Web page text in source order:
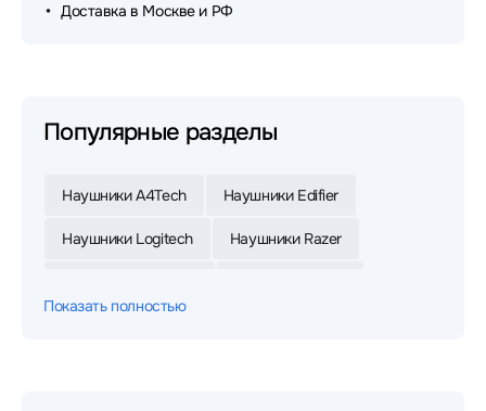
Доставка в Москве и РФ
Популярные разделы
Наушники A4Tech Наушники Edifier
Наушники Logitech Наушники Razer
Показать полностью